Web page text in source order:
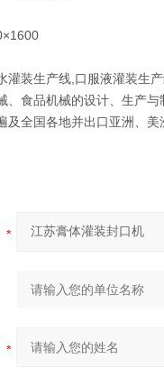
灌装生产线,口服液灌装生
、食品机械的设计、生产
及全国各地并出口亚洲、美